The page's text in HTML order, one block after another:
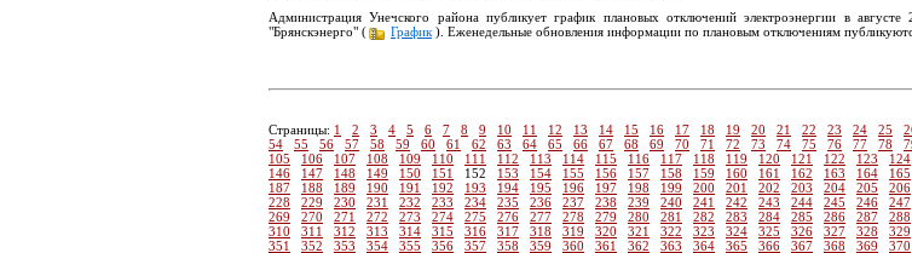
Администрация Унечского района публикует график плановых отключений электроэнергии в
"Брянскэнерго" (
График ). Еженедельные обновления информации по плановым отключениям
Страницы: 1 2 3 4 5 6 7 8 9 10 11 12 13 14 15 16 17 18 19 20 21 22 23 24 25
54
55 56 57 58 59 60 61 62 63 64 65 66 67 68 69 70 71 72 73 74 75 76 77 78
105
106 107 108 109 110 111 112 113 114 115 116 117 118 119 120 121 122 123 124
146
147 148 149 150 151 152 153 154 155 156 157 158 159 160 161 162 163 164 165
187
188 189 190 191 192 193 194 195 196 197 198 199 200 201 202 203 204 205 206
228
229 230 231 232 233 234 235 236 237 238 239 240 241 242 243 244 245 246 247
269
270 271 272 273 274 275 276 277 278 279 280 281 282 283 284 285 286 287 288
310
311 312 313 314 315 316 317 318 319 320 321 322 323 324 325 326 327 328 329
351
352 353 354 355 356 357 358 359 360 361 362 363 364 365 366 367 368 369 370